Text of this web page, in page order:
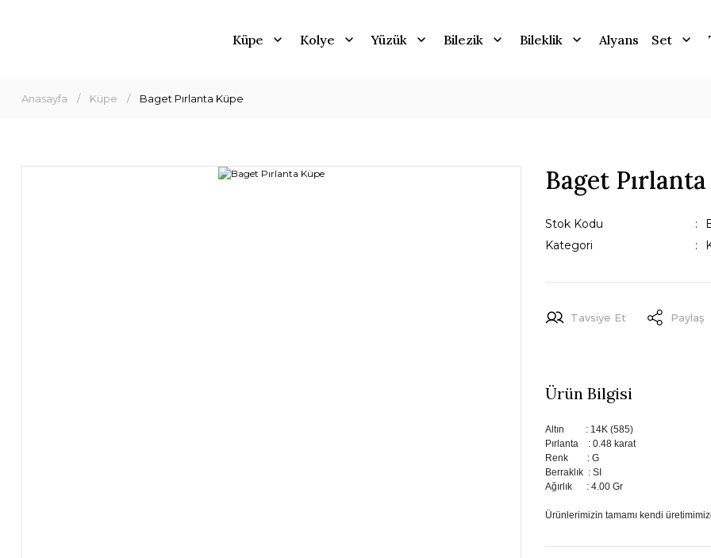
Küpe Kolye Yüzük Bilezik Bileklik Alyans Set
Anasayfa Küpe Baget Pırlanta Küpe
Baget
Stok Kodu
Kategori
Tavsiye Et Paylaş
Ürün Bilgisi
Altın : 14K (585)
Pırlanta : 0.48 karat
Renk : G
Berraklık : SI
Ağırlık : 4.00 Gr
Ürünlerimizin tamamı kendi